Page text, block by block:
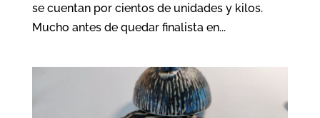
se cuentan por cientos de unidades y kilos.
Mucho antes de quedar finalista en...